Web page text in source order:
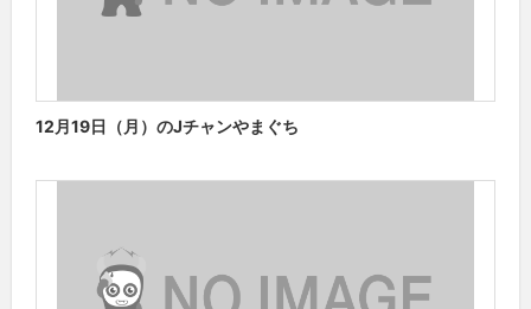
12月19日（月）のJチャンやまぐち